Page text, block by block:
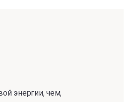
энергии, чем,